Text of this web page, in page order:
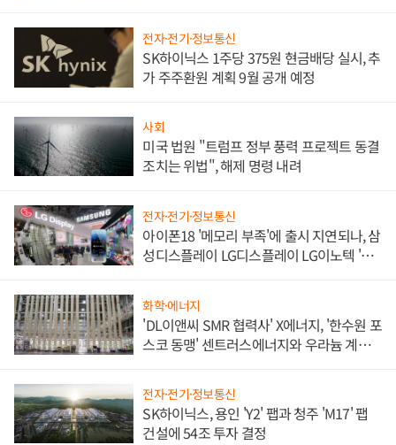
전자·전기·정보통신
SK하이닉스 1주당 375원 현금배당 실시, 추
가 주주환원 계획 9월 공개 예정
사회
미국 법원 "트럼프 정부 풍력 프로젝트 동결
조치는 위법", 해제 명령 내려
전자·전기·정보통신
아이폰18 '메모리 부족'에 출시 지연되나, 삼
성디스플레이 LG디스플레이 LG이노텍 '탈
화학·에너지
'DL이앤씨 SMR 협력사' X에너지, '한수원 포
스코 동맹' 센트러스에너지와 우라늄 계약
전자·전기·정보통신
SK하이닉스, 용인 'Y2' 팹과 청주 'M17' 팹
건설에 54조 투자 결정